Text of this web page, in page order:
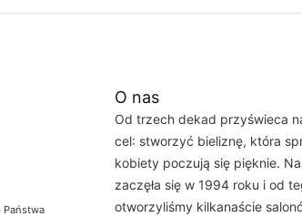
Państwa
O nas
Od trzech dekad przyświeca
cel: stworzyć bieliznę, która
kobiety poczują się pięknie.
zaczęła się w 1994 roku i od
otworzyliśmy kilkanaście